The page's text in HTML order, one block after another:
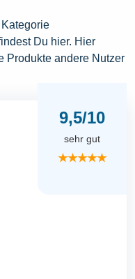
Du hier. Hier
Produkte andere Nutzer
9,5/10
sehr gut
★★★★★